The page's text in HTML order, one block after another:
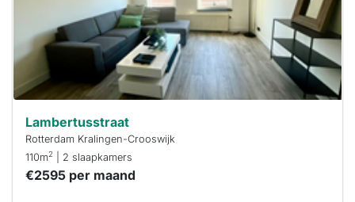
reageren.
Stekkies helpt
je hierbij!
Lambertusstraat
Rotterdam Kralingen-Crooswijk
110m2 | 2 slaapkamers
€2595 per maand